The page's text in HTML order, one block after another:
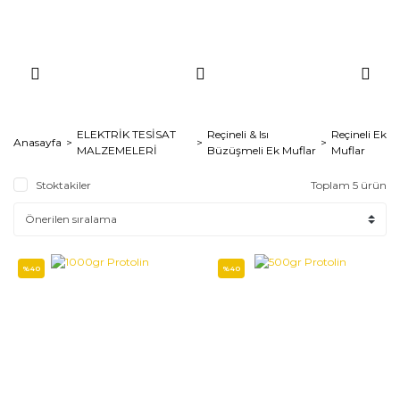
Anasayfa
ELEKTRİK TESİSAT
MALZEMELERİ
Reçineli & Isı
Büzüşmeli Ek Muflar
Reçineli Ek
Muflar
Stoktakiler Toplam 5 ürün
%40 %40